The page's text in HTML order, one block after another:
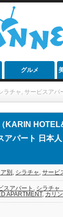
グルメ
ラチャ , サービスアパ
KARIN
パート 日本
別 , シラチャ , サービ
アパート , シラチ
APARTMENT, カリ